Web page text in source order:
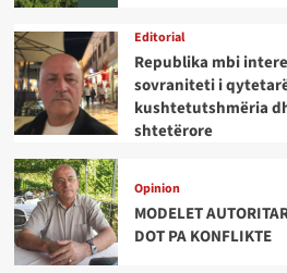
Editorial
Republika mbi
sovraniteti i
kushtetutshmëria
shtetërore
Opinion
MODELET
DOT PA KONFLIKTE